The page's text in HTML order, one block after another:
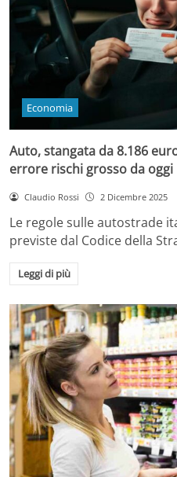
Economia
Auto, stangata da 8.186
errore rischi grosso da oggi
Claudio Rossi 2 Dicembre 2025
Le regole sulle autostrade
previste dal Codice della
Leggi di più